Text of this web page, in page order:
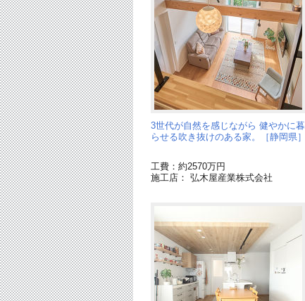
3世代が自然を感じながら 健やかに暮
らせる吹き抜けのある家。［静岡県］
工費：約2570万円
施工店： 弘木屋産業株式会社